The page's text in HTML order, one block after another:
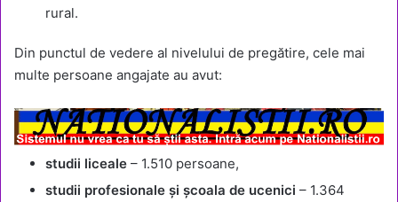
rural.
Din punctul de vedere al nivelului de pregătire, cele mai
multe persoane angajate au avut:
studii liceale – 1.510 persoane,
studii profesionale și școala de ucenici – 1.364